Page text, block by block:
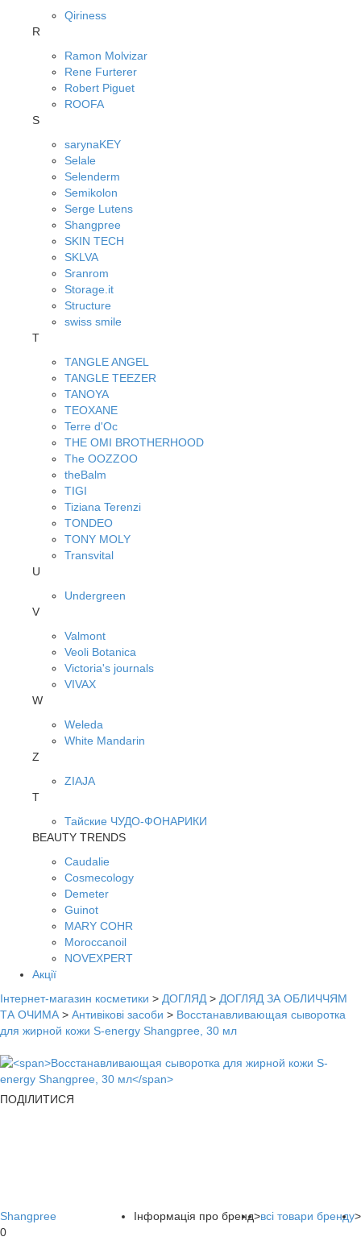
Qiriness
R
Ramon Molvizar
Rene Furterer
Robert Piguet
ROOFA
S
sarynaKEY
Selale
Selenderm
Semikolon
Serge Lutens
Shangpree
SKIN TECH
SKLVA
Sranrom
Storage.it
Structure
swiss smile
T
TANGLE ANGEL
TANGLE TEEZER
TANOYA
TEOXANE
Terre d'Oc
THE OMI BROTHERHOOD
The OOZZOO
theBalm
TIGI
Tiziana Terenzi
TONDEO
TONY MOLY
Transvital
U
Undergreen
V
Valmont
Veoli Botanica
Victoria's journals
VIVAX
W
Weleda
White Mandarin
Z
ZIAJA
Т
Тайские ЧУДО-ФОНАРИКИ
BEAUTY TRENDS
Caudalie
Cosmecology
Demeter
Guinot
MARY COHR
Moroccanoil
NOVEXPERT
Акції
Інтернет-магазин косметики > ДОГЛЯД > ДОГЛЯД ЗА ОБЛИЧЧЯМ
ТА ОЧИМА > Антивікові засоби > Восстанавливающая сыворотка
для жирной кожи S-energy Shangpree, 30 мл
ПОДІЛИТИСЯ
Інформація про бренд>всі товари бренду>
Shangpree
0